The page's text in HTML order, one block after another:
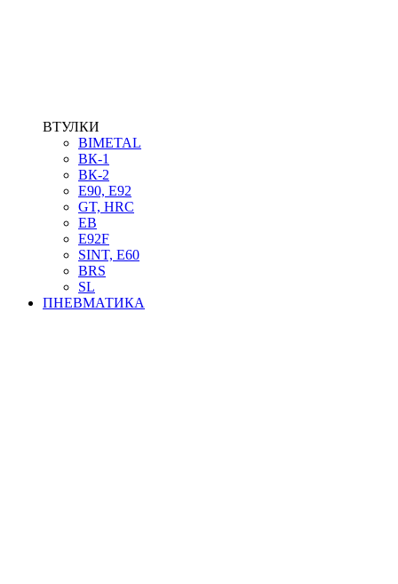
ВТУЛКИ
BIMETAL
ВК-1
ВК-2
Е90, E92
GT, HRC
EB
Е92F
SINT, E60
BRS
SL
ПНЕВМАТИКА